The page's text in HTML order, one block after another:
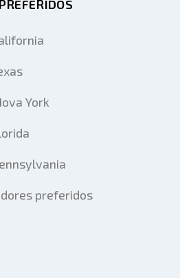
York
preferidos